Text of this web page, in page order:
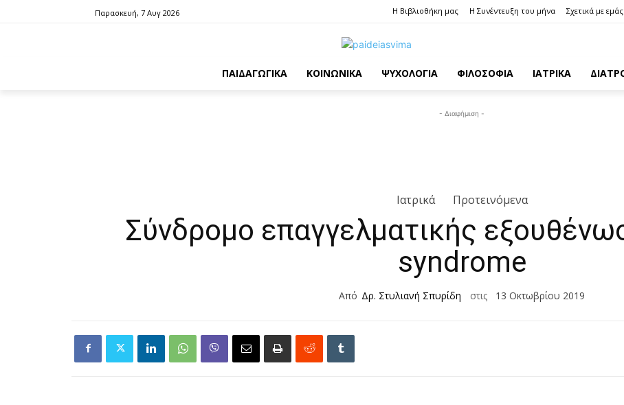
Παρασκευή, 7 Αυγ 2026 Η Βιβλιοθήκη μας Η Συνέντευξη του μήνα Σχετικά με εμάς
ΠΑΙΔΑΓΩΓΙΚΑ ΚΟΙΝΩΝΙΚΑ ΨΥΧΟΛΟΓΙΑ ΦΙΛΟΣΟΦΙΑ ΙΑΤΡΙΚΑ
- Διαφήμιση -
Ιατρικά Προτεινόμενα
Σύνδρομο επαγγελματικής
syndrome
Από Δρ. Στυλιανή Σπυρίδη στις 13 Οκτωβρίου 2019